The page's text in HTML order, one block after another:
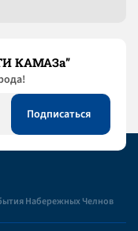
КАМАЗа”
Набережных Челнов